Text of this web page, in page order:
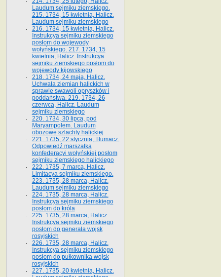
Laudum sejmiku ziemskiego.
215. 1734, 15 kwietnia, Halicz.
Laudum sejmiku ziemskiego
216. 1734, 15 kwietnia, Halicz.
Instrukcya sejmiku ziemskiego
posłom do wojewody
wołyńskiego. 217. 1734, 15
kwietnia, Halicz. Instrukcya
sejmiku ziemskiego posłom do
wojewody kijowskiego
218. 1734, 24 maja, Halicz.
Uchwała ziemian halickich w
sprawie swawoli opryszków i
poddaństwa. 219. 1734, 26
czerwca, Halicz. Laudum
sejmiku ziemskiego
220. 1734, 30 lipca, pod
Maryampolem. Laudum
obozowe szlachty halickiej
221. 1735, 22 stycznia, Tłumacz.
Odpowiedź marszałka
konfederacyi wołyńskiej posłom
sejmiku ziemskiego halickiego
222. 1735, 7 marca, Halicz.
Limitacya sejmiku ziemskiego.
223. 1735, 28 marca, Halicz.
Laudum sejmiku ziemskiego
224. 1735, 28 marca, Halicz.
Instrukcya sejmiku ziemskiego
posłom do króla
225. 1735, 28 marca, Halicz.
Instrukcya sejmiku ziemskiego
posłom do generała wojsk
rosyjskich
226. 1735, 28 marca, Halicz.
Instrukcya sejmiku ziemskiego
posłom do pułkownika wojsk
rosyjskich
227. 1735, 20 kwietnia, Halicz.